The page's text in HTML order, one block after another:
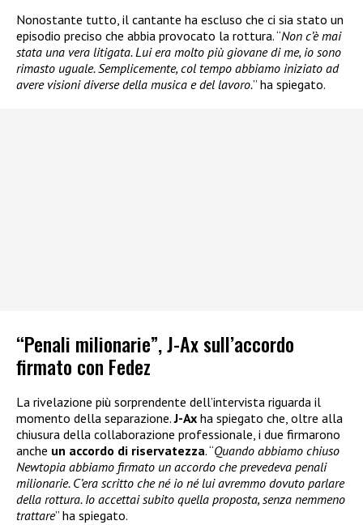
Nonostante tutto, il cantante ha escluso che ci sia stato un
episodio preciso che abbia provocato la rottura. “Non c’è mai
stata una vera litigata. Lui era molto più giovane di me, io sono
rimasto uguale. Semplicemente, col tempo abbiamo iniziato ad
avere visioni diverse della musica e del lavoro.” ha spiegato.
“Penali milionarie”, J-Ax sull’accordo
firmato con Fedez
La rivelazione più sorprendente dell’intervista riguarda il
momento della separazione.J-Ax ha spiegato che, oltre alla
chiusura della collaborazione professionale, i due firmarono
anche un accordo di riservatezza. “Quando abbiamo chiuso
Newtopia abbiamo firmato un accordo che prevedeva penali
milionarie. C’era scritto che né io né lui avremmo dovuto parlare
della rottura. Io accettai subito quella proposta, senza nemmeno
trattare” ha spiegato.